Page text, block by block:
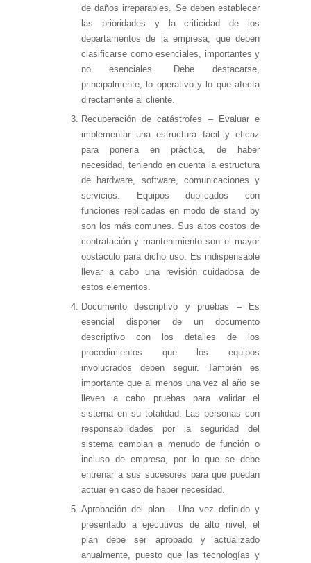
de daños irreparables. Se deben establecer
las prioridades y la criticidad de los
departamentos de la empresa, que deben
clasificarse como esenciales, importantes y
no esenciales. Debe destacarse,
principalmente, lo operativo y lo que afecta
directamente al cliente.
Recuperación de catástrofes – Evaluar e
implementar una estructura fácil y eficaz
para ponerla en práctica, de haber
necesidad, teniendo en cuenta la estructura
de hardware, software, comunicaciones y
servicios. Equipos duplicados con
funciones replicadas en modo de stand by
son los más comunes. Sus altos costos de
contratación y mantenimiento son el mayor
obstáculo para dicho uso. Es indispensable
llevar a cabo una revisión cuidadosa de
estos elementos.
Documento descriptivo y pruebas – Es
esencial disponer de un documento
descriptivo con los detalles de los
procedimientos que los equipos
involucrados deben seguir. También es
importante que al menos una vez al año se
lleven a cabo pruebas para validar el
sistema en su totalidad. Las personas con
responsabilidades por la seguridad del
sistema cambian a menudo de función o
incluso de empresa, por lo que se debe
entrenar a sus sucesores para que puedan
actuar en caso de haber necesidad.
Aprobación del plan – Una vez definido y
presentado a ejecutivos de alto nivel, el
plan debe ser aprobado y actualizado
anualmente, puesto que las tecnologías y